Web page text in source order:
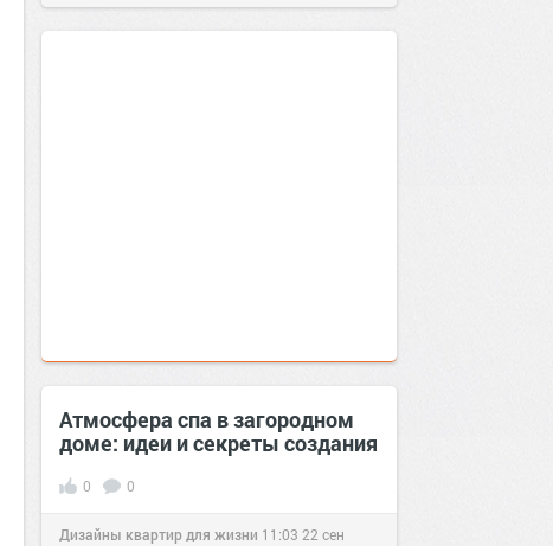
17 фев 2017
Атмосфера спа в загородном
доме: идеи и секреты создания
0 0
Дизайны квартир для жизни 11:03 22 сен